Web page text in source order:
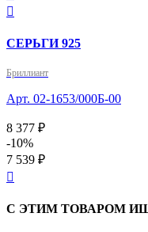

СЕРЬГИ 925
Бриллиант
Арт. 02-1653/000Б-00
8 377 ₽
-10%
7 539 ₽

С ЭТИМ ТОВАРОМ